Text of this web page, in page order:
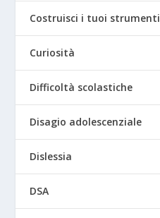
Costruisci i tuoi strumenti
Curiosità
Difficoltà scolastiche
Disagio adolescenziale
Dislessia
DSA